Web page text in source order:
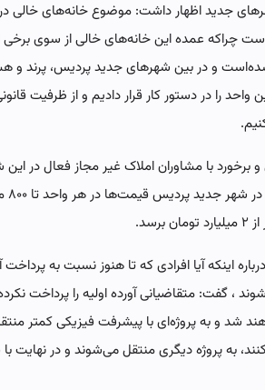
جدید اظهار داشت: موضوع خانه‌های خالی
چراکه عمده این خانه‌های خالی از سوی برخی از
و در بین شهرهای جدید پردیس، پرند و
را در دستور کار قرار دادیم و از ظرفیت
برخورد با مشاوران املاک غیر مجاز فعال در
اینکه آیا افرادی که تا هنوز نسبت به پرداخت
، گفت: متقاضیانی آورده اولیه را پرداخت
شد و به پروژه‌ای با پیشرفت فیزیکی کمتر
به پروژه دیگری منتقل می‌شوند و در نهایت